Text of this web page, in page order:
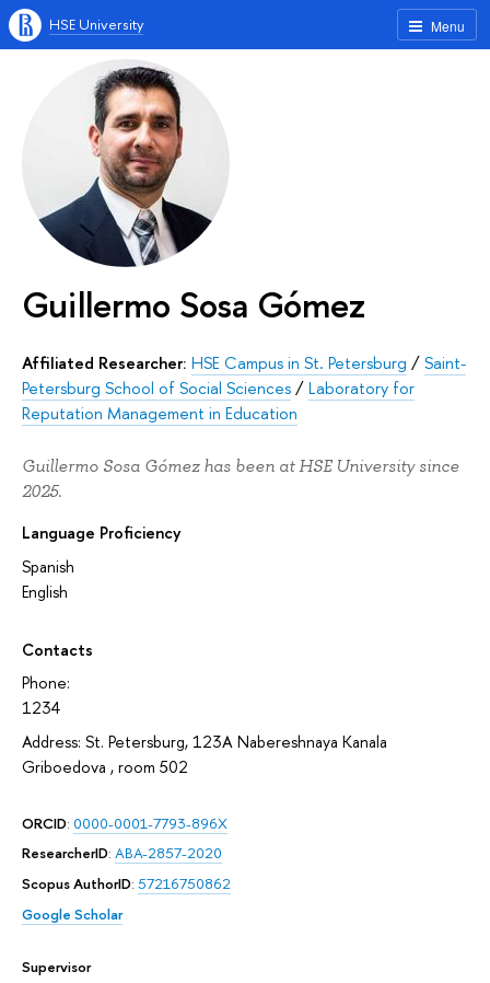
Menu
HSE University
Guillermo Sosa Gómez
Affiliated Researcher: HSE Campus in St. Petersburg /Saint-
Petersburg School of Social Sciences/Laboratory for
Reputation Management in Education
Guillermo Sosa Gómez has been at HSE University since
2025.
Language Proficiency
Spanish
English
Contacts
Phone:
1234
Address: St. Petersburg, 123A Nabereshnaya Kanala
Griboedova , room 502
ORCID: 0000-0001-7793-896X
ResearcherID: ABA-2857-2020
Scopus AuthorID: 57216750862
Google Scholar
Supervisor